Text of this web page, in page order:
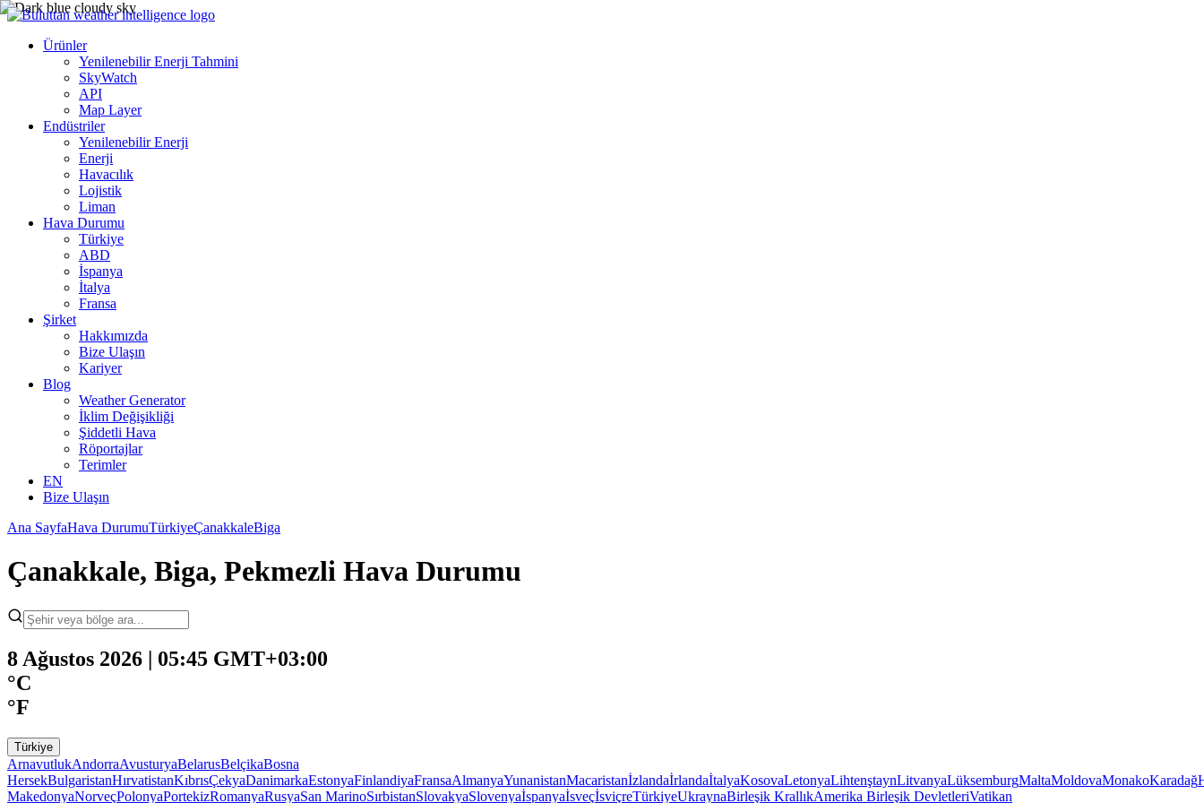
Ürünler
Yenilenebilir Enerji Tahmini
SkyWatch
API
Map Layer
Endüstriler
Yenilenebilir Enerji
Enerji
Havacılık
Lojistik
Liman
Hava Durumu
Türkiye
ABD
İspanya
İtalya
Fransa
Şirket
Hakkımızda
Bize Ulaşın
Kariyer
Blog
Weather Generator
İklim Değişikliği
Şiddetli Hava
Röportajlar
Terimler
EN
Bize Ulaşın
Ana SayfaHava DurumuTürkiyeÇanakkaleBiga
Çanakkale, Biga, Pekmezli Hava Durumu
8 Ağustos 2026 | 05:45 GMT+03:00
°C
°F
Türkiye
ArnavutlukAndorraAvusturyaBelarusBelçikaBosna
HersekBulgaristanHırvatistanKıbrısÇekyaDanimarkaEstonyaFinlandiyaFransaAlmanyaYunanistanMacaristanİzlandaİrlandaİtalyaKosovaLetonyaLihtenştaynLitvanyaLüksemburgMaltaMoldovaMonakoKaradağ
MakedonyaNorveçPolonyaPortekizRomanyaRusyaSan MarinoSırbistanSlovakyaSlovenyaİspanyaİsveçİsviçreTürkiyeUkraynaBirleşik KrallıkAmerika Birleşik DevletleriVatikan